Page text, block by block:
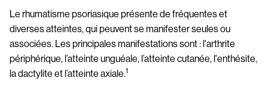
Le rhumatisme psoriasique présente de fréquentes et
diverses atteintes, qui peuvent se manifester seules ou
associées. Les principales manifestations sont : l'arthrite
périphérique, l’atteinte unguéale, l’atteinte cutanée, l'enthésite,
la dactylite et l’atteinte axiale.1